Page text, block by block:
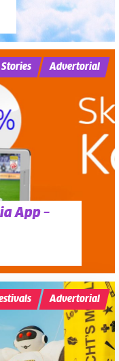
App –
Stories Advertorial
Advertorial